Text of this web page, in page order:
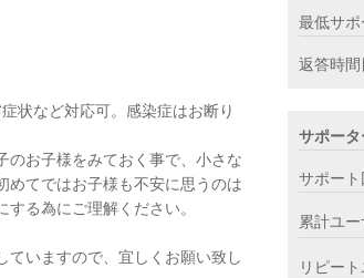
状など対応可。感染症はお断り
お子様をみておく事で、小さな
めてではお子様も不安に思うのは
る為にご理解ください。
いますので、宜しくお願い致し
最低サ
返答時
サポー
サポー
累計ユ
リピー